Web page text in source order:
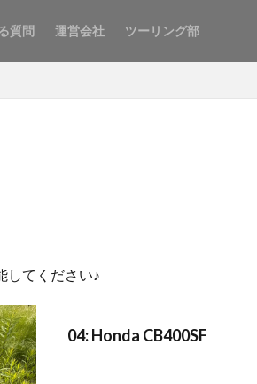
質問 運営会社 ツーリング部
してください♪
04: Honda CB400SF